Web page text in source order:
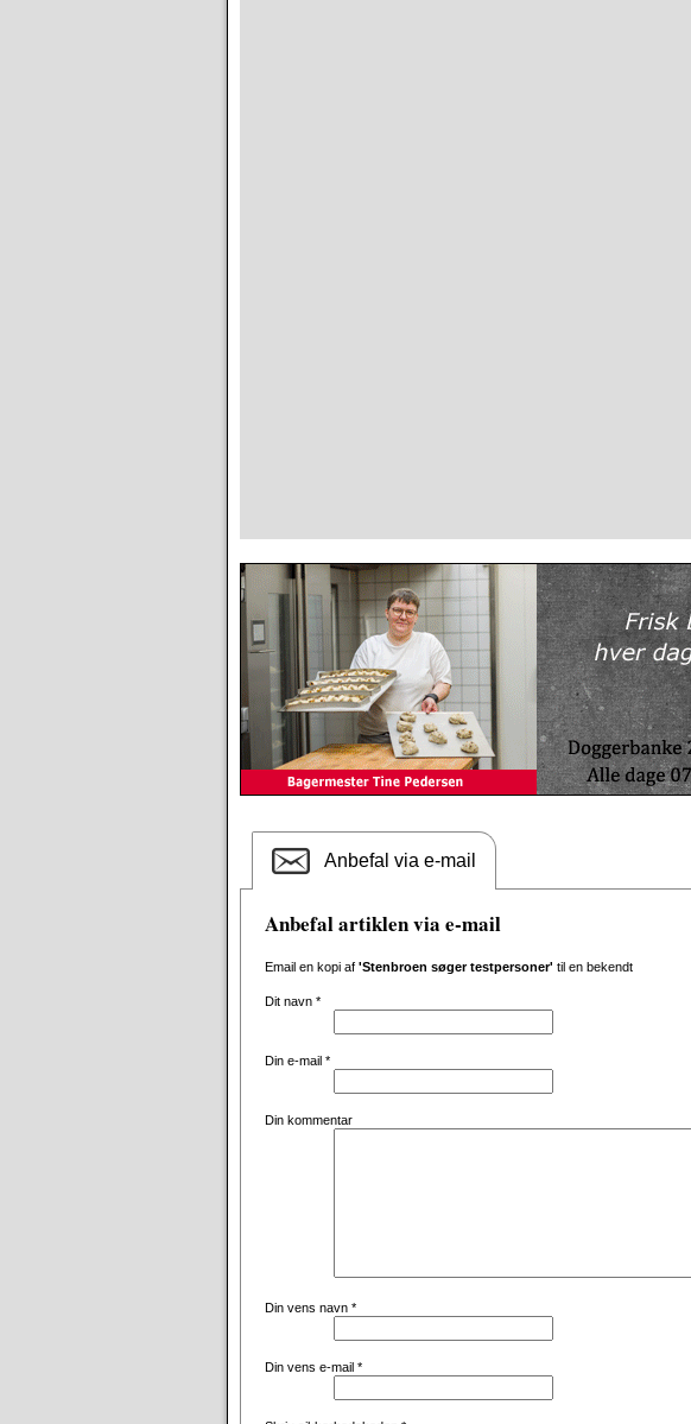
Anbefal via e-mail
Anbefal artiklen via e-mail
Email en kopi af 'Stenbroen søger testpersoner' til en bekendt
Dit navn *
Din e-mail *
Din kommentar
Din vens navn *
Din vens e-mail *